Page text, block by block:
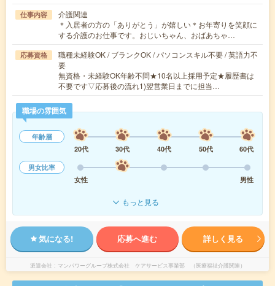
仕事内容
介護関連
＊入居者の方の「ありがとう」が嬉しい＊お年寄りを笑顔に
する介護のお仕事です。おじいちゃん、おばあちゃ…
応募資格
職種未経験OK / ブランクOK / パソコンスキル不要 / 英語力不
要
無資格・未経験OK年齢不問★10名以上採用予定★履歴書は
不要です▽応募後の流れ1)翌営業日までに担当…
職場の雰囲気
年齢層
20代
30代 40代 50代
60代
男女比率
女性
男性
もっと見る
気になる! 応募へ進む 詳しく見る
派遣会社 マンパワーグループ株式会社 ケアサービス事業部 （医療福祉介護関連）